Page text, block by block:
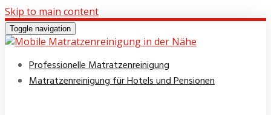
Skip to main content
Toggle navigation
Professionelle Matratzenreinigung
Matratzenreinigung für Hotels und Pensionen